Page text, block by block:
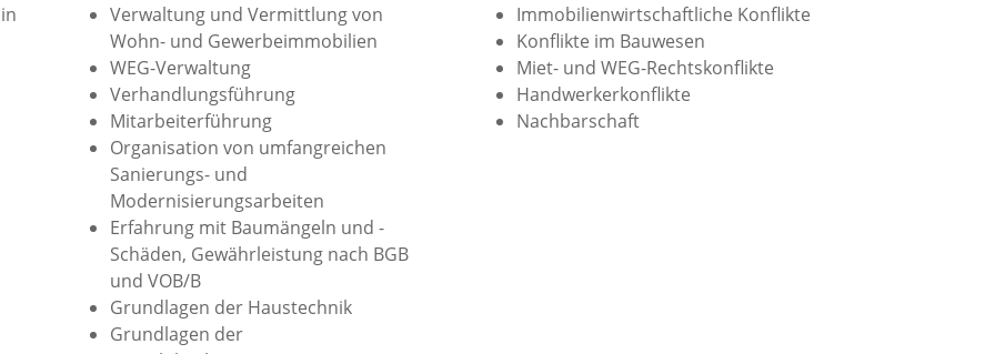
Verwaltung und Vermittlung von
Wohn- und Gewerbeimmobilien
WEG-Verwaltung
Verhandlungsführung
Mitarbeiterführung
Organisation von umfangreichen
Sanierungs- und
Modernisierungsarbeiten
Erfahrung mit Baumängeln und -
Schäden, Gewährleistung nach BGB
und VOB/B
Grundlagen der Haustechnik
Grundlagen der
Immobilienwirtschaftliche Konflikte
Konflikte im Bauwesen
Miet- und WEG-Rechtskonflikte
Handwerkerkonflikte
Nachbarschaft